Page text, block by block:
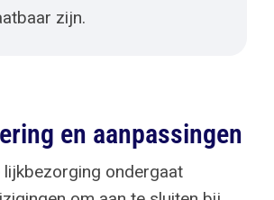
zijn.
en aanpassingen
lijkbezorging ondergaat